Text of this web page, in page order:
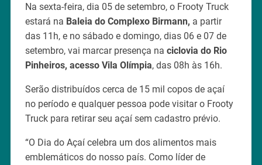
Na sexta-feira, dia 05 de setembro, o Frooty Truck
estará na Baleia do Complexo Birmann, a partir
das 11h, e no sábado e domingo, dias 06 e 07 de
setembro, vai marcar presença na ciclovia do Rio
Pinheiros, acesso Vila Olímpia, das 08h às 16h.
Serão distribuídos cerca de 15 mil copos de açaí
no período e qualquer pessoa pode visitar o Frooty
Truck para retirar seu açaí sem cadastro prévio.
“O Dia do Açaí celebra um dos alimentos mais
emblemáticos do nosso país. Como líder de